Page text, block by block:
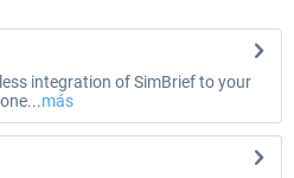
integration of SimBrief to your
más